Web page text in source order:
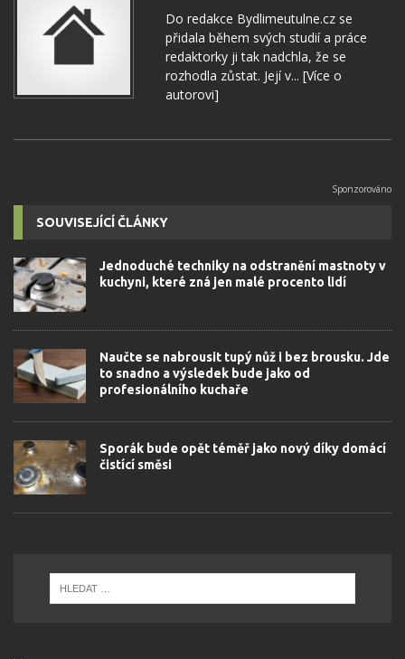
Do redakce Bydlimeutulne.cz se
přidala během svých studií a práce
redaktorky ji tak nadchla, že se
rozhodla zůstat. Její v... [Více o
autorovi]
SOUVISEJÍCÍ ČLÁNKY
Jednoduché techniky na odstranění mastnoty v
kuchyni, které zná jen malé procento lidí
Naučte se nabrousit tupý nůž i bez brousku. Jde
to snadno a výsledek bude jako od
profesionálního kuchaře
Sporák bude opět téměř jako nový díky domácí
čistící směsi